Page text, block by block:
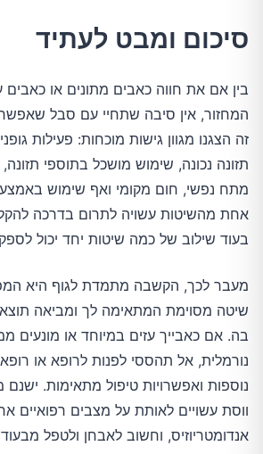
סיכום ומבט לעתיד
בין אם את חווה כאבים מתונים או כאבים
המחזור, אין סיבה שתחיי עם סבל
זה הצגנו מגוון גישות מוכחות: פעילות
תזונה נכונה, שימוש מושכל בתוספי
מתח נפשי, חום מקומי ואף שימוש
אחת מהשיטות עשויה לתרום בדרכה
בעוד שילוב של כמה שיטות יחד יכול
מעבר לכך, הקשבה מתמדת לגוף היא
שיטה מסוימת המתאימה לך ומביאה
בה. אם כאבייך עזים במיוחד או מונעים
נורמלית, אל תהססי לפנות לרופא או
נוספות ואפשרויות טיפול מתאימות.
ווסת עשויים לאותת על מצבים רפואיים
אנדומטריוזיס, וחשוב לאבחן ולטפל